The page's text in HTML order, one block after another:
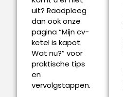
uit? Raadpleeg
dan ook onze
pagina “Mijn cv-
ketel is kapot.
Wat nu?” voor
praktische tips
en
vervolgstappen.